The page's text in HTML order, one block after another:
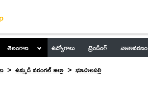
తెలంగాణ ఉద్యోగాలు ట్రెండింగ్ వాతావరణం
ఉమ్మడి వరంగల్ జిల్లా భూపాలపల్లి